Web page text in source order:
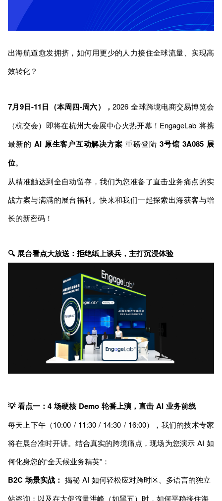
出海航道愈发拥挤，如何用更少的人力接住全球流量、实现高
效转化？
7月9日-11日（本周四-周六），2026 全球跨境电商交易博览会
（杭交会）即将在杭州大会展中心火热开幕！EngageLab 将携
最新的AI 原生客户互动解决方案 重磅登陆3号馆 3A085 展
位。
从精准触达到全自动留存，我们为您准备了直击业务痛点的实
战方案与满满的展台福利。快来和我们一起探索出海获客与增
长的新密码！
🔍 展台看点大放送：拒绝纸上谈兵，主打沉浸体验
💡 看点一：4 场硬核 Demo 轮番上演，直击 AI 业务前线
每天上下午（10:00 / 11:30 / 14:30 / 16:00），我们的技术专家
将在展台准时开讲。结合真实的跨境痛点，现场为您演示 AI 如
何化身您的“全天候业务精英”：
B2C 场景实战： 揭秘 AI 如何轻松应对跨时区、多语言的独立
站咨询；以及在大促流量洪峰（如黑五）时，如何平稳接住海